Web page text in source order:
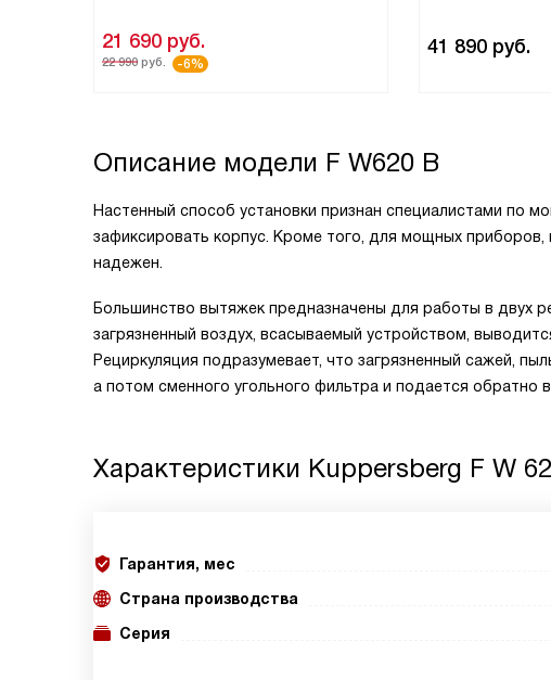
21 690 руб.
22 990 руб. -6%
41 890 руб.
Описание модели F W620 B
Настенный способ установки признан специалистами по
зафиксировать корпус. Кроме того, для мощных
надежен.
Большинство вытяжек предназначены для работы в двух
загрязненный воздух, всасываемый устройством,
Рециркуляция подразумевает, что загрязненный сажей,
а потом сменного угольного фильтра и подается обратно
Характеристики Kuppersberg F W
Гарантия, мес
Страна производства
Серия